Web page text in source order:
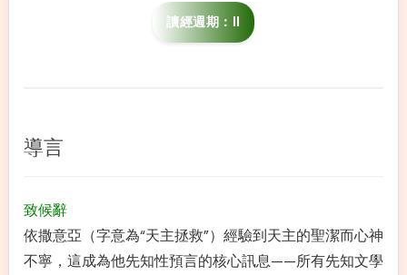
讀經週期：II
導言
致候辭
依撒意亞（字意為“天主拯救”）經驗到天主的聖潔而心神
不寧，這成為他先知性預言的核心訊息——所有先知文學